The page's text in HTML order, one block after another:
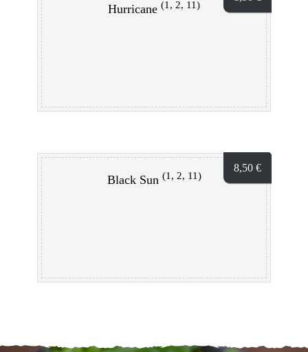
Hurricane (1, 2, 11)
8,50 €
Black Sun (1, 2, 11)